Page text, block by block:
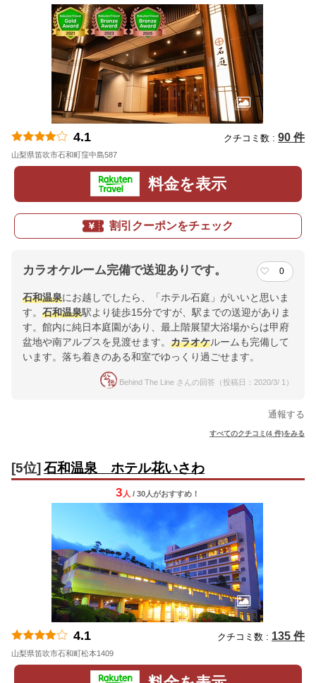
4.1 クチコミ数 : 90 件
山梨県笛吹市石和町窪中島587
料金を表示
割引クーポンをチェック
カラオケルーム完備で送迎ありです。 0
石和温泉にお越しでしたら、「ホテル石庭」がいいと思いま
す。 石和温泉駅より徒歩15分ですが、駅までの送迎がありま
す。館内に純日本庭園があり、最上階展望大浴場からは甲府
盆地や南アルプスを見渡せます。 カラオケルームも完備して
います。落ち着きのある和室でゆっくり過ごせます。
Behind The Line さんの回答（投稿日：2020/3/ 1）
通報する
すべてのクチコミ(4 件)をみる
[5位] 石和温泉 ホテル花いさわ
3 人 / 30人がおすすめ！
4.1 クチコミ数 : 135 件
山梨県笛吹市石和町松本1409